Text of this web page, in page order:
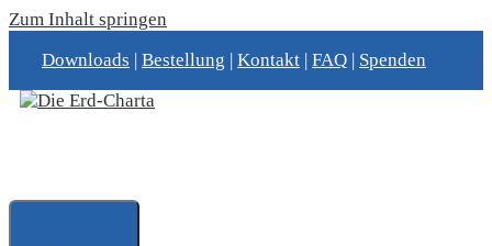
Zum Inhalt springen
Downloads | Bestellung | Kontakt | FAQ | Spenden